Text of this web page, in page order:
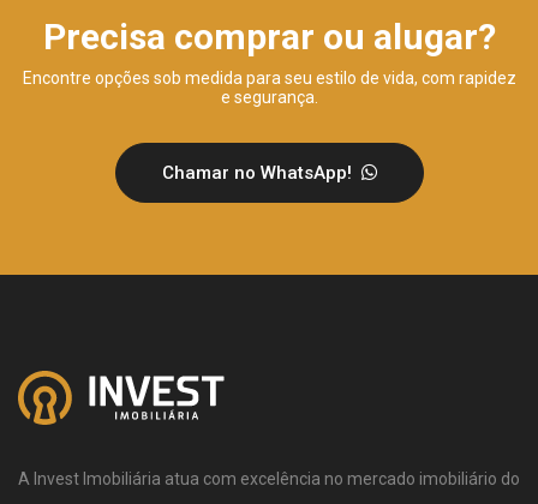
Precisa comprar ou alugar?
Encontre opções sob medida para seu estilo de vida, com rapidez
e segurança.
Chamar no WhatsApp!
A Invest Imobiliária atua com excelência no mercado imobiliário do